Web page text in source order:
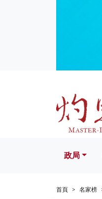
政局
首頁 名家榜